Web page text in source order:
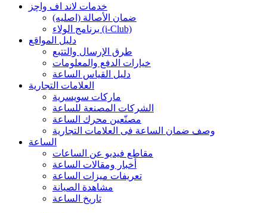
خدمات لاند اف واچز
ضمان الأصالة (اصلیه)
برنامج الولاء (i-Club)
دليل المواقع
طرق الإرسال والتتبع
خيارات الدفع والمعلومات
دليل القياس الساعة
العلامات التجارية
ماركات سويسرية
الشركات المصنعة للساعة
مصنّعين محرك الساعة
وصف ضمان الساعة فی العلامات التجارية
الساعة
مقاطع فيديو عن الساعات
أخبار ومقالات الساعة
تعريفات ميزات الساعة
مشاهدة الصيانة
تاريخ الساعة